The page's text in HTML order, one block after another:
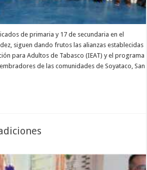
de primaria y 17 de secundaria en el
siguen dando frutos las alianzas establecidas
para Adultos de Tabasco (IEAT) y el programa
de las comunidades de Soyataco, San